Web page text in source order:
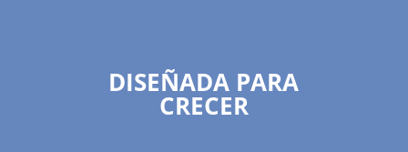
DISEÑADA PARA
CRECER